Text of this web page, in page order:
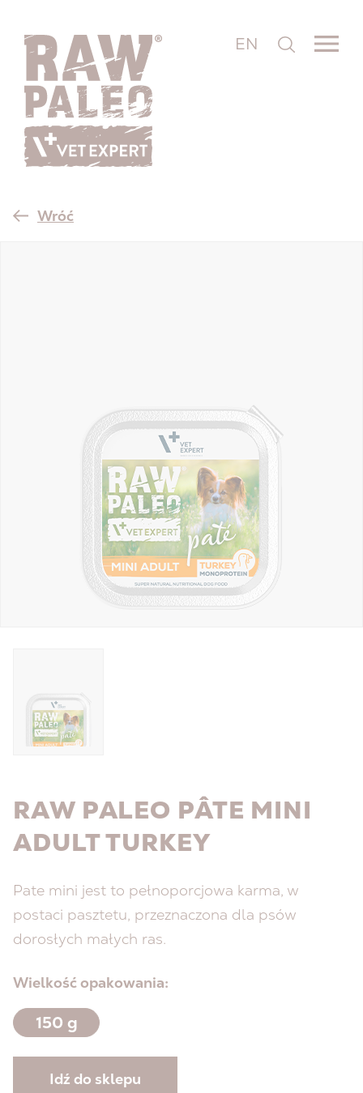
EN
Wróć
RAW PALEO PÂTE MINI
ADULT TURKEY
Pate mini jest to pełnoporcjowa karma, w
postaci pasztetu, przeznaczona dla psów
dorosłych małych ras.
Wielkość opakowania:
150 g
Idź do sklepu